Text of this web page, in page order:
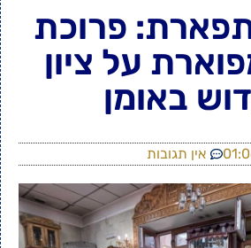
פרוכת
על ציון
באומן
אין תגובות